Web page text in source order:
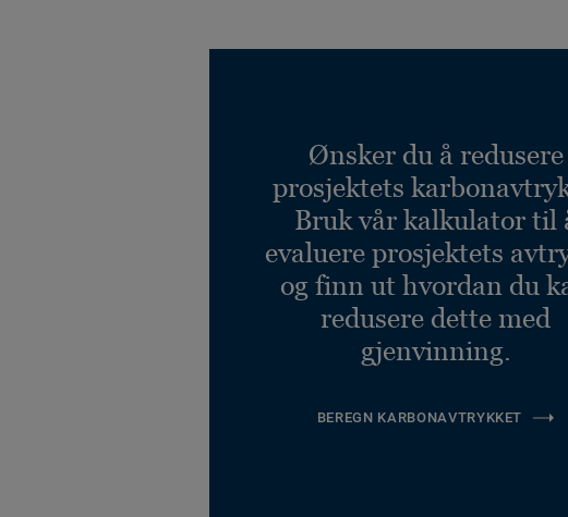
Ønsker du å redusere
prosjektets
Bruk vår kalkulator til
evaluere prosjektets
og finn ut hvordan du
redusere dette med
gjenvinning.
BEREGN KARBONAVTRYKKET